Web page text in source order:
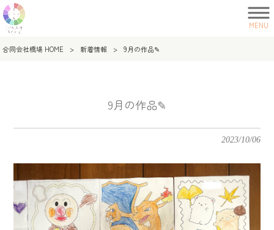
MENU
合同会社橋場 HOME > 新着情報 > 9月の作品✎
9月の作品✎
2023/10/06